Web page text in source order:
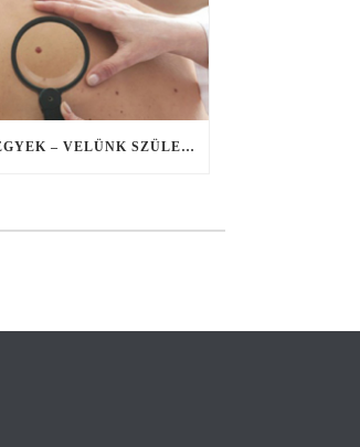
ANYAJEGYEK – VELÜNK SZÜLETETT JELEK A BŐRÖN